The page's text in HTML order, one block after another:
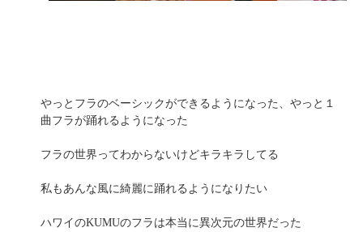
やっとフラのベーシックができるようになった、やっと１
曲フラが踊れるようになった
フラの世界ってわからないけどキラキラしてる
私もあんな風に綺麗に踊れるようになりたい
ハワイのKUMUのフラは本当に異次元の世界だった